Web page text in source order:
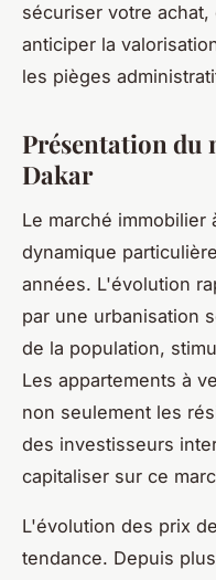
sécuriser votre
anticiper la
les pièges
Présentation du
Dakar
Le marché immobilier
dynamique
années. L'évolution
par une urbanisation
de la population,
Les appartements à
non seulement les
des investisseurs
capitaliser sur ce
L'évolution des prix
tendance. Depuis